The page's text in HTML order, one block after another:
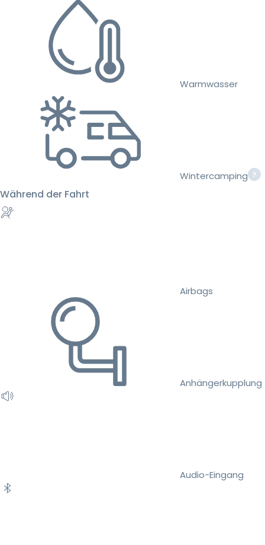
Warmwasser
Wintercamping
Während der Fahrt
Airbags
Anhängerkupplung
Audio-Eingang